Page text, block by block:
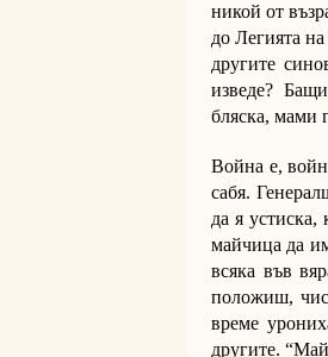
никой от
до Легията
другите
изведе?
бляска, мами
Война е,
сабя.
да я устиска,
майчица да
всяка във
положиш,
време
другите.